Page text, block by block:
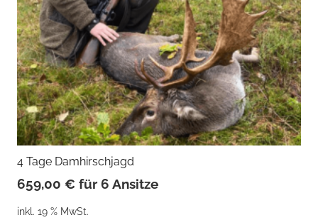
4 Tage Damhirschjagd
659,00 € für 6 Ansitze
inkl. 19 % MwSt.